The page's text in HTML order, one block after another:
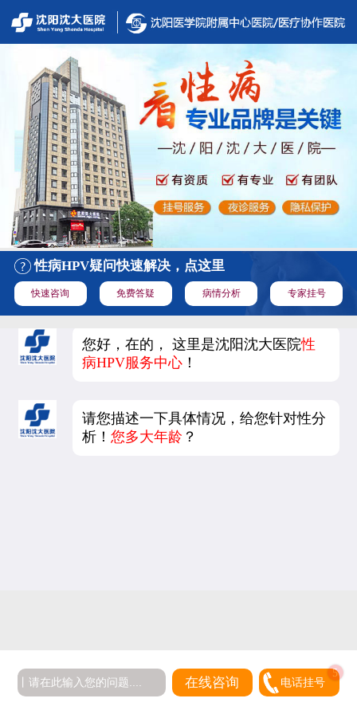
性病HPV疑问快速解决，点这里
快速咨询 免费答疑 病情分析 专家挂号
您好，在的， 这里是沈阳沈大医院性
病HPV服务中心 ！
请您描述一下具体情况，给您针对性分
析！您多大年龄 ？
在线咨询 电话挂号